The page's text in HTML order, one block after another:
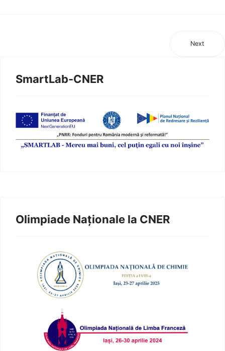
Next
SmartLab-CNER
Olimpiade Naționale la CNER